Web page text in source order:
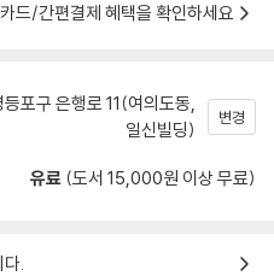
카드/간편결제 혜택을 확인하세요
포구 은행로 11(여의도동,
일신빌딩)
변경
유료 (도서 15,000원 이상 무료)
.